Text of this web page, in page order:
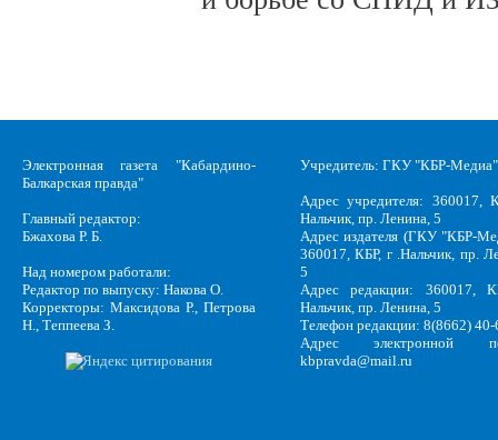
Электронная газета "Кабардино-
Балкарская правда"
Главный редактор:
Бжахова Р. Б.
Над номером работали:
Редактор по выпуску: Накова О.
Корректоры: Максидова Р., Петрова
Н., Теппеева З.
Учредитель: ГКУ "КБР-Медиа"
Адрес учредителя: 360017,
Нальчик, пр. Ленина, 5
Адрес издателя (ГКУ "КБР-
360017, КБР, г .Нальчик, пр.
5
Адрес редакции: 360017,
Нальчик, пр. Ленина, 5
Телефон редакции: 8(8662)
Адрес электронной
kbpravda@mail.ru